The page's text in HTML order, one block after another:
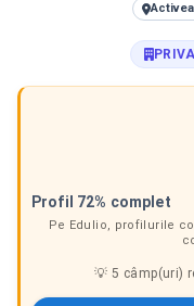
Profil 72% complet
Pe Edulio, profilurile
💡5 câmp(uri)